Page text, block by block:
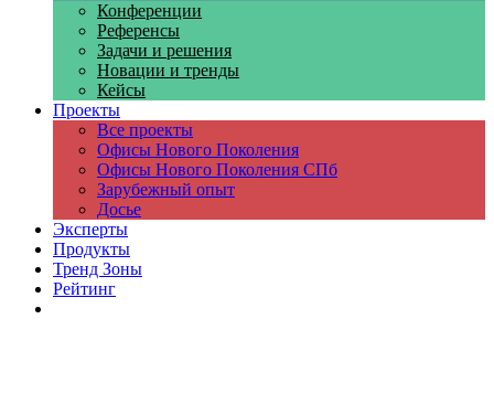
Конференции
Референсы
Задачи и решения
Новации и тренды
Кейсы
Проекты
Все проекты
Офисы Нового Поколения
Офисы Нового Поколения СПб
Зарубежный опыт
Досье
Эксперты
Продукты
Тренд Зоны
Рейтинг